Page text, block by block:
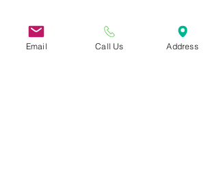
Email Call Us Address